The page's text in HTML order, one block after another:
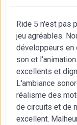
Ride 5 n'est pas
jeu agréables.
développeurs en
son et
excellents et
L'ambiance
réalisme des
de circuits et de
excellent.